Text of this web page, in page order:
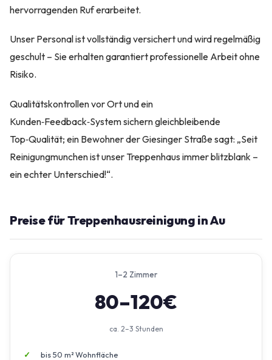
hervorragenden Ruf erarbeitet.
Unser Personal ist vollständig versichert und wird regelmäßig
geschult – Sie erhalten garantiert professionelle Arbeit ohne
Risiko.
Qualitätskontrollen vor Ort und ein
Kunden‑Feedback‑System sichern gleichbleibende
Top‑Qualität; ein Bewohner der Giesinger Straße sagt: „Seit
Reinigungmunchen ist unser Treppenhaus immer blitzblank –
ein echter Unterschied!“.
Preise für Treppenhausreinigung in Au
1–2 Zimmer
80–120€
ca. 2–3 Stunden
bis 50 m² Wohnfläche